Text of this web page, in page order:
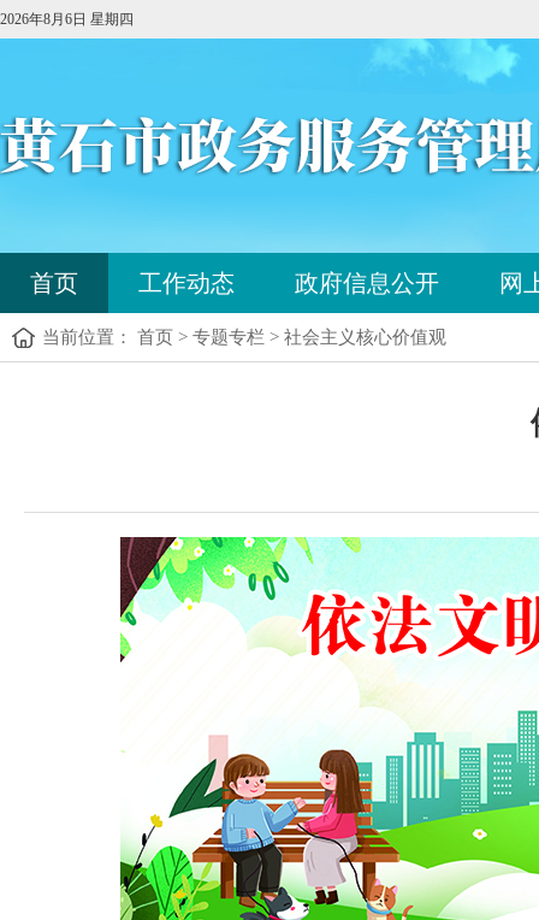
2026年8月6日 星期四
首页 工作动态 政府信息公开 网
当前位置： 首页 > 专题专栏 > 社会主义核心价值观